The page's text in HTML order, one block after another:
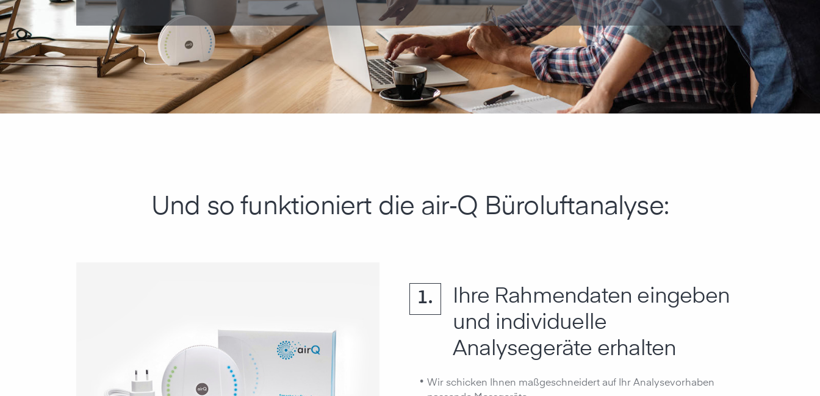
Und so funktioniert die air‑Q Büroluft­analyse:
1.
Ihre Rahmendaten eingeben
und individuelle
Analysegeräte erhalten
• Wir schicken Ihnen maßgeschneidert auf Ihr Analysevorhaben